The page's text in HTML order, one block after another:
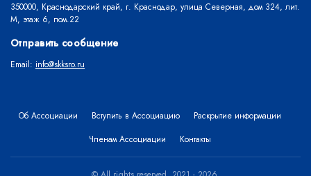
350000, Краснодарский край, г. Краснодар, улица Северная, дом 324, лит.
М, этаж 6, пом.22
Отправить сообщение
Email: info@skksro.ru
Об Ассоциации Вступить в Ассоциацию
Раскрытие информации
Членам Ассоциации
Контакты